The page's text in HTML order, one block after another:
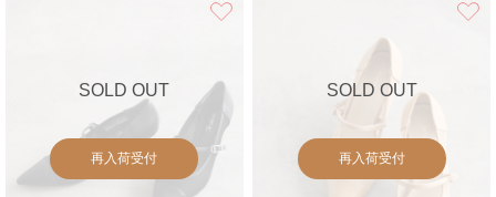
SOLD OUT
再入荷受付
SOLD OUT
再入荷受付